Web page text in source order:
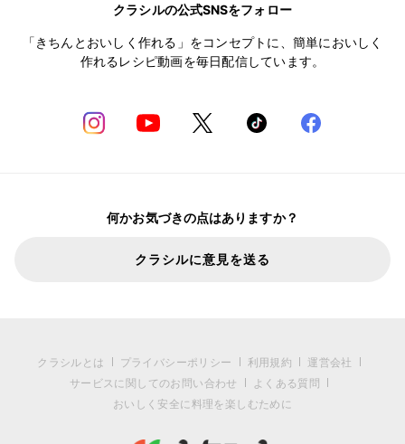
クラシルの公式SNSをフォロー
「きちんとおいしく作れる」をコンセプトに、簡単においしく
作れるレシピ動画を毎日配信しています。
何かお気づきの点はありますか？
クラシルに意見を送る
クラシルとは プライバシーポリシー 利用規約
運営会社
サービスに関してのお問い合わせ
よくある質問
おいしく安全に料理を楽しむために